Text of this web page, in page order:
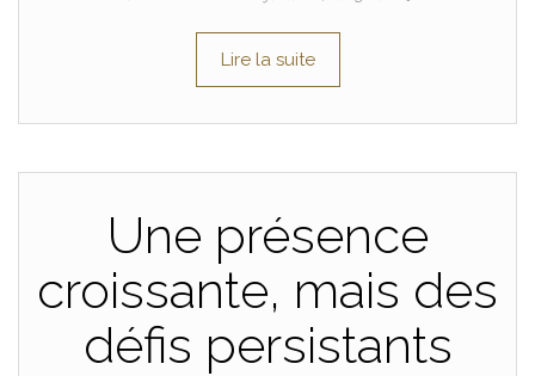
Lire la suite
Une présence
croissante, mais des
défis persistants